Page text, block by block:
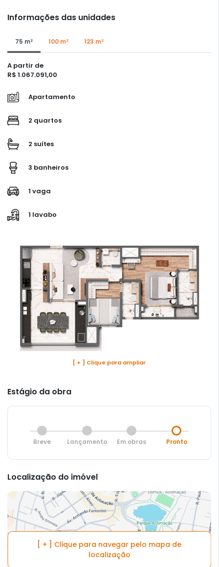
Informações das unidades
75 m² 100 m² 123 m²
A partir de
R$ 1.067.091,00
Apartamento
2 quartos
2 suítes
3 banheiros
1 vaga
1 lavabo
[ + ] Clique para ampliar
Estágio da obra
Breve Lançamento Em obras Pronto
Localização do imóvel
[ + ] Clique para navegar pelo mapa de
localização